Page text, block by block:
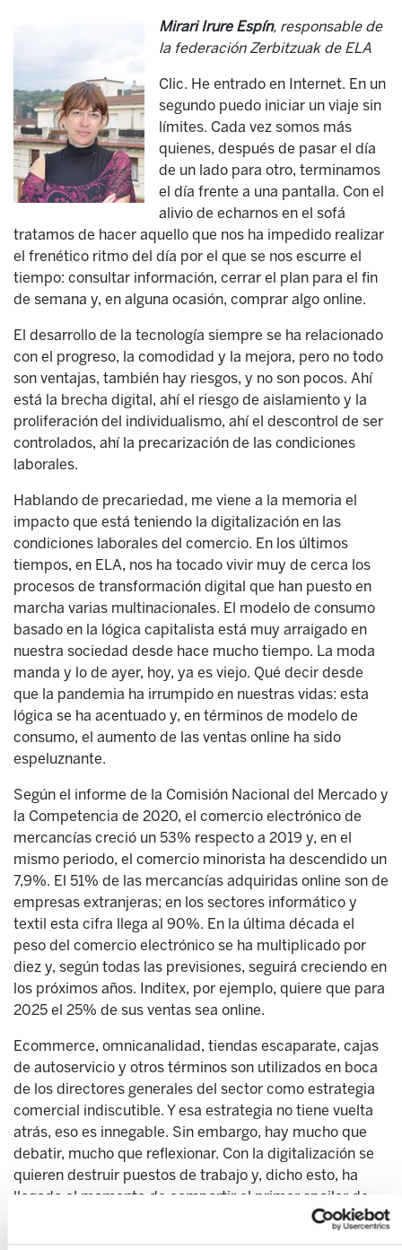
Mirari Irure Espín, responsable de
la federación Zerbitzuak de ELA
Clic. He entrado en Internet. En un
segundo puedo iniciar un viaje sin
límites. Cada vez somos más
quienes, después de pasar el día
de un lado para otro, terminamos
el día frente a una pantalla. Con el
alivio de echarnos en el sofá
tratamos de hacer aquello que nos ha impedido realizar
el frenético ritmo del día por el que se nos escurre el
tiempo: consultar información, cerrar el plan para el fin
de semana y, en alguna ocasión, comprar algo online.
El desarrollo de la tecnología siempre se ha relacionado
con el progreso, la comodidad y la mejora, pero no todo
son ventajas, también hay riesgos, y no son pocos. Ahí
está la brecha digital, ahí el riesgo de aislamiento y la
proliferación del individualismo, ahí el descontrol de ser
controlados, ahí la precarización de las condiciones
laborales.
Hablando de precariedad, me viene a la memoria el
impacto que está teniendo la digitalización en las
condiciones laborales del comercio. En los últimos
tiempos, en ELA, nos ha tocado vivir muy de cerca los
procesos de transformación digital que han puesto en
marcha varias multinacionales. El modelo de consumo
basado en la lógica capitalista está muy arraigado en
nuestra sociedad desde hace mucho tiempo. La moda
manda y lo de ayer, hoy, ya es viejo. Qué decir desde
que la pandemia ha irrumpido en nuestras vidas: esta
lógica se ha acentuado y, en términos de modelo de
consumo, el aumento de las ventas online ha sido
espeluznante.
Según el informe de la Comisión Nacional del Mercado y
la Competencia de 2020, el comercio electrónico de
mercancías creció un 53% respecto a 2019 y, en el
mismo periodo, el comercio minorista ha descendido un
7,9%. El 51% de las mercancías adquiridas online son de
empresas extranjeras; en los sectores informático y
textil esta cifra llega al 90%. En la última década el
peso del comercio electrónico se ha multiplicado por
diez y, según todas las previsiones, seguirá creciendo en
los próximos años. Inditex, por ejemplo, quiere que para
2025 el 25% de sus ventas sea online.
Ecommerce, omnicanalidad, tiendas escaparate, cajas
de autoservicio y otros términos son utilizados en boca
de los directores generales del sector como estrategia
comercial indiscutible. Y esa estrategia no tiene vuelta
atrás, eso es innegable. Sin embargo, hay mucho que
debatir, mucho que reflexionar. Con la digitalización se
quieren destruir puestos de trabajo y, dicho esto, ha
llegado el momento de compartir el primer spoiler de
las interrogantes del título: en el comercio no sobra
nadie, dice ELA.